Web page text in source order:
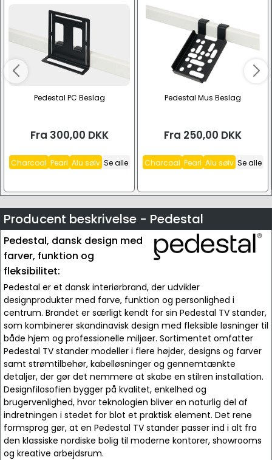
Pedestal PC Beslag
Fra 300,00 DKK
Charcoal Pearl Alu sølv Se alle
Pedestal Mus Beslag
Fra 250,00 DKK
Charcoal Pearl Alu sølv Se alle
Producent beskrivelse - Pedestal
Pedestal, dansk design med
farver, funktion og
fleksibilitet:
Pedestal er et dansk interiørbrand, der udvikler
designprodukter med farve, funktion og personlighed i
centrum. Brandet er særligt kendt for sin Pedestal TV stander,
som kombinerer skandinavisk design med fleksible løsninger til
både hjem og professionelle miljøer. Sortimentet omfatter
Pedestal TV stander modeller i flere højder, designs og farver
samt strømtilbehør, kabelløsninger og gennemtænkte
detaljer, der gør det nemmere at skabe en stilren installation.
Designfilosofien bygger på kvalitet, enkelhed og
brugervenlighed, hvor teknologien bliver en naturlig del af
indretningen i stedet for blot et praktisk element. Det rene
formsprog gør, at en Pedestal TV stander passer ind i alt fra
den klassiske nordiske bolig til moderne kontorer, showrooms
og kreative arbejdsrum.